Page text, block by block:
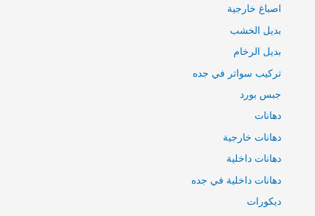
اصباغ خارجية
بديل الخشب
بديل الرخام
تركيب سواتر في جده
جبس بورد
دهانات
دهانات خارجية
دهانات داخلية
دهانات داخلية في جده
ديكورات